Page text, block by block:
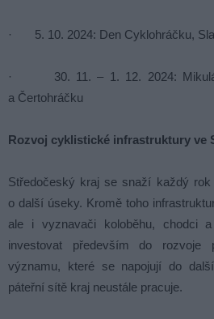
· 5. 10. 2024: Den Cyklohráčku,
· 30. 11. – 1. 12. 2024:
a Čertohráčku
Rozvoj cyklistické infrastruktury ve
Středočeský kraj se snaží každý
o další úseky. Kromě toho
ale i vyznavači koloběhu, chodci
investovat především do rozvoje
významu, které se napojují do
páteřní sítě kraj neustále pracuje.